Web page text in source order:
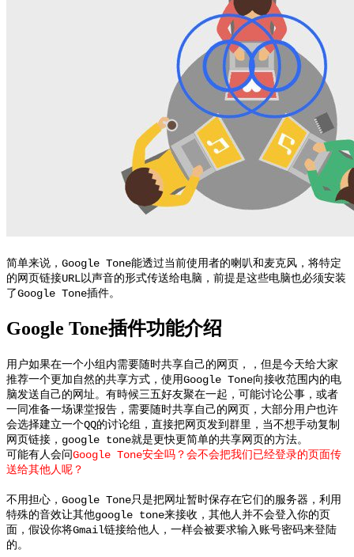
简单来说，Google Tone能透过当前使用者的喇叭和麦克风，将特定
的网页链接URL以声音的形式传送给电脑，前提是这些电脑也必须安装
了Google Tone插件。
Google Tone插件功能介绍
用户如果在一个小组内需要随时共享自己的网页，，但是今天给大家
推荐一个更加自然的共享方式，使用Google Tone向接收范围内的电
脑发送自己的网址。 有時候三五好友聚在一起，可能讨论公事，或者
一同准备一场课堂报告， 需要随时共享自己的网页， 大部分用户也许
会选择建立一个QQ的讨论组，直接把网页发到群里，当不想手动复制
网页链接，google tone就是更快更简单的共享网页的方法。
可能有人会问Google Tone安全吗？会不会把我们已经登录的页面传
送给其他人呢？
不用担心，Google Tone只是把网址暂时保存在它们的服务器，利用
特殊的音效让其他google tone来接收，其他人并不会登入你的页
面，假设你将Gmail链接给他人，一样会被要求输入账号密码来登陆
的。